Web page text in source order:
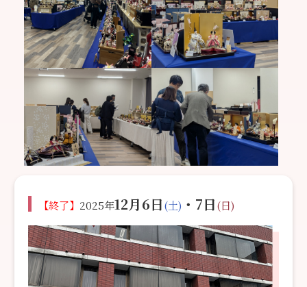
【終了】 2025年12月6日(土) ・7日(日)